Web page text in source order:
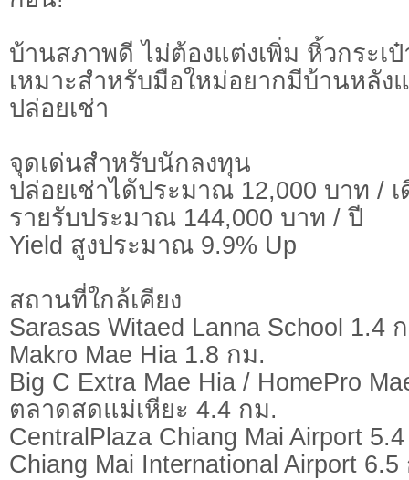
บ้านสภาพดี ไม่ต้องแต่งเพิ่ม หิ้วกระเป๋
เหมาะสำหรับมือใหม่อยากมีบ้านหลัง
ปล่อยเช่า
จุดเด่นสำหรับนักลงทุน
ปล่อยเช่าได้ประมาณ 12,000 บาท /
รายรับประมาณ 144,000 บาท / ปี
Yield สูงประมาณ 9.9% Up
สถานที่ใกล้เคียง
Sarasas Witaed Lanna School 1.4
Makro Mae Hia 1.8 กม.
Big C Extra Mae Hia / HomePro
ตลาดสดแม่เหียะ 4.4 กม.
CentralPlaza Chiang Mai Airport
Chiang Mai International Airport